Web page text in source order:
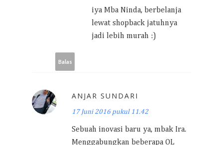
iya Mba Ninda, berbelanja
lewat shopback jatuhnya
jadi lebih murah :)
Balas
ANJAR SUNDARI
17 Juni 2016 pukul 11.42
Sebuah inovasi baru ya, mbak Ira.
Menggabungkan beberapa OL